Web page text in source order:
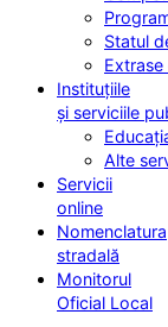
Statul
Instituțiile
și serviciile
Alte
Servicii
online
Nomenclatura
stradală
Monitorul
Oficial Local